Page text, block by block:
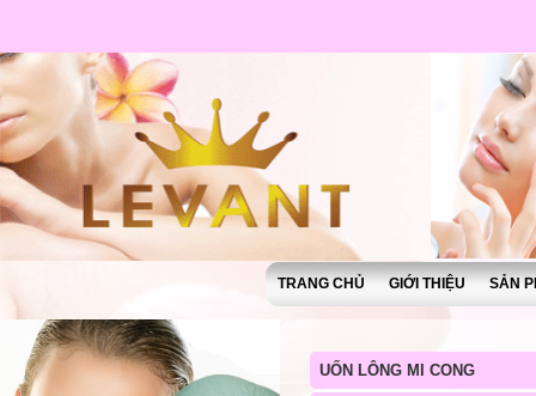
TRANG CHỦ GIỚI THIỆU SẢN
UỐN LÔNG MI CONG